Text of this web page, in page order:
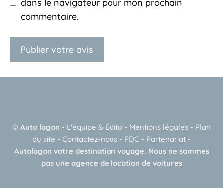
dans le navigateur pour mon prochain
commentaire.
r
a
© Auto lagon - L'équipe & Édito - Mentions légales - Plan
du site - Contactez-nous - PDC - Partenariat -
Autolagon votre destination voyage. Nous ne sommes
pas une agence de location de voitures